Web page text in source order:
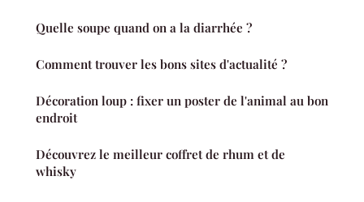
Quelle soupe quand on a la diarrhée ?
Comment trouver les bons sites d'actualité ?
Décoration loup : fixer un poster de l'animal au bon
endroit
Découvrez le meilleur coffret de rhum et de
whisky